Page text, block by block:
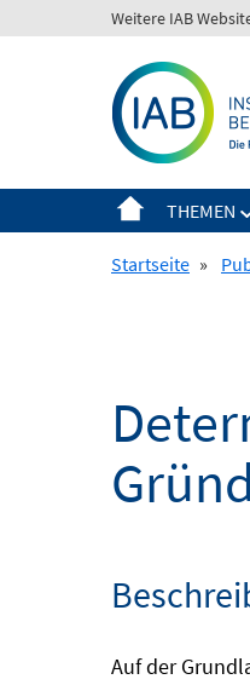
zum
Weitere IAB
THEMEN
Startseite »
Auf der